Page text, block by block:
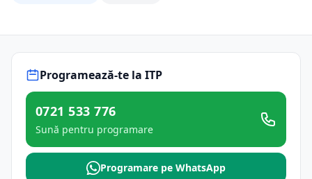
Programează-te la ITP
0721 533 776
Sună pentru programare
Programare pe WhatsApp